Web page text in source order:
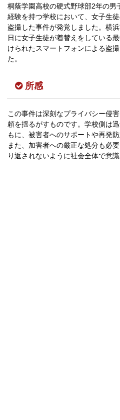
桐蔭学園高校の硬式野球部2年の
経験を持つ学校において、女子生
盗撮した事件が発覚しました。横
日に女子生徒が着替えをしている
けられたスマートフォンによる盗
た。
所感
この事件は深刻なプライバシー侵
頼を揺るがすものです。学校側は
もに、被害者へのサポートや再発
また、加害者への厳正な処分も必
り返されないように社会全体で意